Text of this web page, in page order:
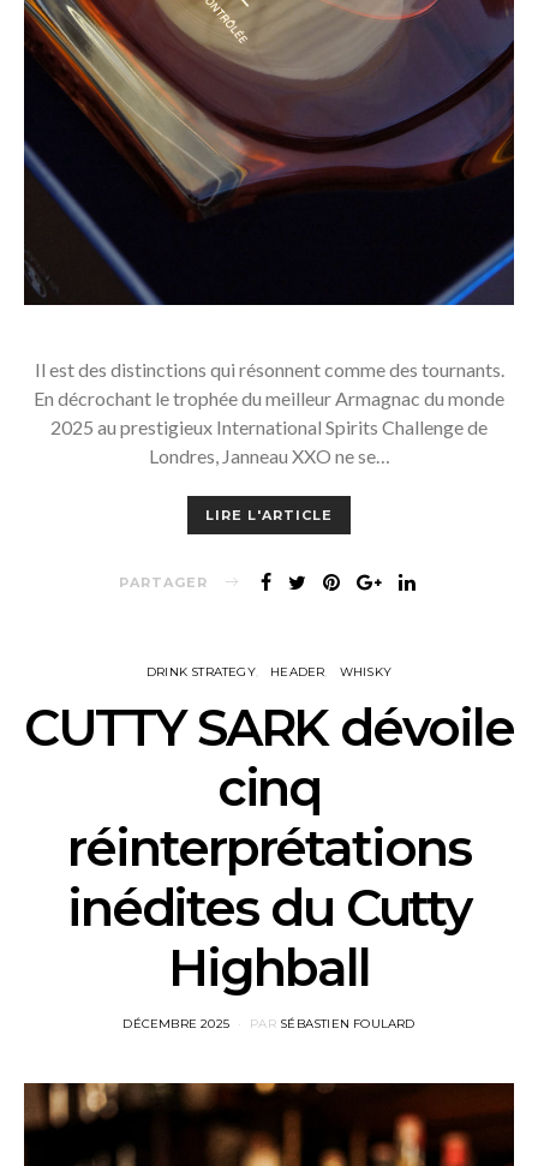
Il est des distinctions qui résonnent comme des tournants.
En décrochant le trophée du meilleur Armagnac du monde
2025 au prestigieux International Spirits Challenge de
Londres, Janneau XXO ne se…
LIRE L'ARTICLE
PARTAGER
DRINK STRATEGY HEADER WHISKY
CUTTY SARK dévoile
cinq
réinterprétations
inédites du Cutty
Highball
POSTED
DÉCEMBRE 2025 PAR SÉBASTIEN FOULARD